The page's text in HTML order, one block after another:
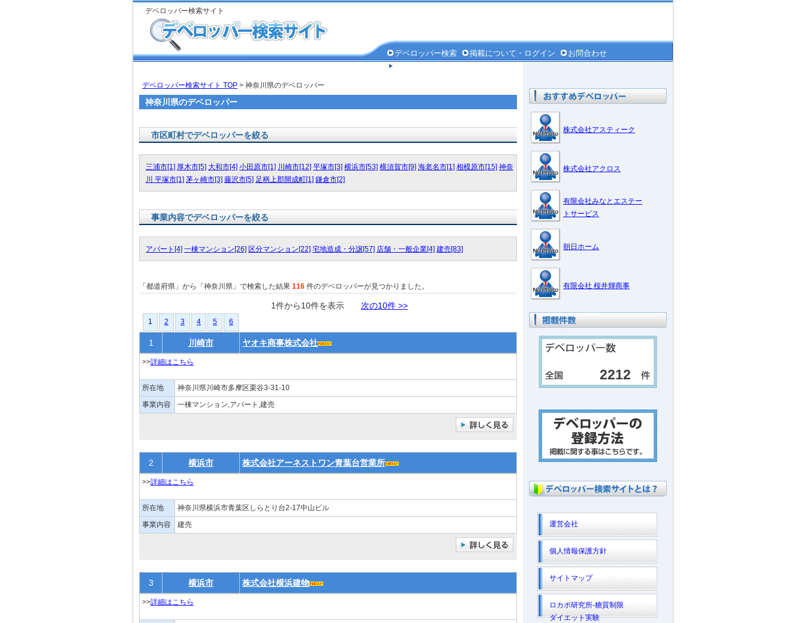
デベロッパー検索サイト
デベロッパー検索 掲載について・ログイン
お問合わせ
デベロッパー検索サイト TOP > 神奈川県のデベロッパー
神奈川県のデベロッパー
市区町村でデベロッパーを絞る
三浦市[1] 厚木市[5] 大和市[4] 小田原市[1] 川崎市[12] 平塚市[3] 横浜市[53] 横須賀市[9] 海老名市[1] 相模原市[15] 神奈
川 平塚市[1] 茅ヶ崎市[3] 藤沢市[5] 足柄上郡開成町[1] 鎌倉市[2]
事業内容でデベロッパーを絞る
アパート[4] 一棟マンション[26] 区分マンション[22] 宅地造成・分譲[57] 店舗・一般企業[4] 建売[83]
「都道府県」から「神奈川県」で検索した結果 116 件のデベロッパーが見つかりました。
1件から10件を表示 次の10件 >>
1 2 3 4 5 6
1 川崎市 ヤオキ商事株式会社
>>詳細はこちら
所在地
神奈川県川崎市多摩区栗谷3-31-10
事業内容
一棟マンション,アパート,建売
2 横浜市 株式会社アーネストワン青葉台営業所
>>詳細はこちら
所在地
神奈川県横浜市青葉区しらとり台2-17中山ビル
事業内容
建売
3 横浜市 株式会社横浜建物
>>詳細はこちら
株式会社アスティーク
株式会社アクロス
有限会社みなとエステー
トサービス
朝日ホーム
有限会社 桜井輝商事
2212
運営会社
個人情報保護方針
サイトマップ
ロカボ研究所-糖質制限
ダイエット実験